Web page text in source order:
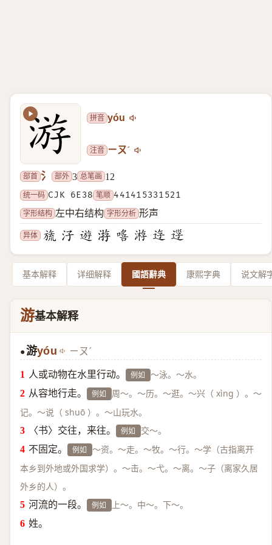
拼音 yóu
注音 ㄧㄡˊ
部首 氵 部外 3 总笔画 12
统一码 CJK 6E38 笔顺 441415331521
字形结构 左中右结构 字形分析 形声
异体
基本解释 详细解释 國語辭典 康熙字典 说文解
游基本解释
●游yóu ㄧㄡˊ
人或动物在水里行动。 例如 ～泳。～水。
从容地行走。 例如 周～。～历。～逛。～兴（ xìng ）。～
记。～说（ shuō ）。～山玩水。
〈书〉交往，来往。 例如 交～。
不固定。 例如 ～资。～走。～牧。～行。～学（古指离开
本乡到外地或外国求学）。～击。～弋。～离。～子（离家久居
外乡的人）。
河流的一段。 例如 上～。中～。下～。
姓。